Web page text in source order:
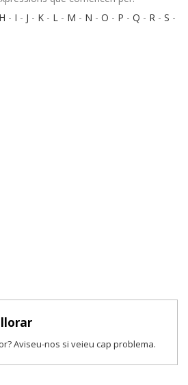
H - I - J - K - L - M - N - O - P - Q - R - S -
Aviseu-nos si veieu cap problema.